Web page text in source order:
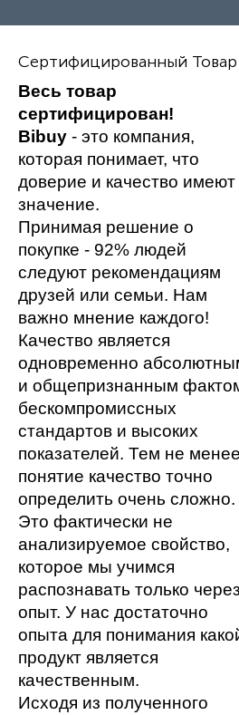
Сертифицированный Товар
Весь товар
сертифицирован!
Bibuy - это компания,
которая понимает, что
доверие и качество имеют
значение.
Принимая решение о
покупке - 92% людей
следуют рекомендациям
друзей или семьи. Нам
важно мнение каждого!
Качество является
одновременно
и общепризнанным
бескомпромиссных
стандартов и высоких
показателей. Тем не менее
понятие качество точно
определить очень сложно.
Это фактически не
анализируемое свойство,
которое мы учимся
распознавать только через
опыт. У нас достаточно
опыта для понимания
продукт является
качественным.
Исходя из полученного